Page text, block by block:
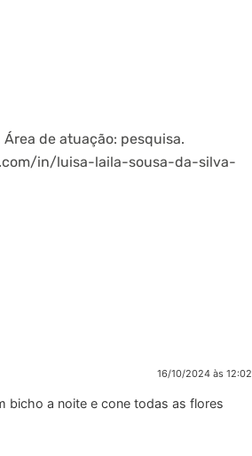
de atuação: pesquisa.
in/luisa-laila-sousa-da-silva-
16/10/2024 às 12:02
bicho a noite e cone todas as flores